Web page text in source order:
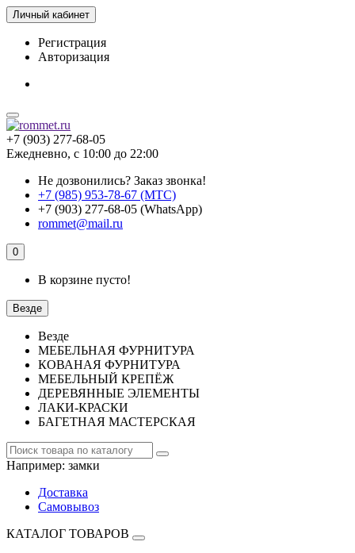
Личный кабинет
Регистрация
Авторизация
+7 (903) 277-68-05
Ежедневно, с 10:00 до 22:00
Не дозвонились? Заказ звонка!
+7 (985) 953-78-67 (МТС)
+7 (903) 277-68-05 (WhatsApp)
rommet@mail.ru
0
В корзине пусто!
Везде
Везде
МЕБЕЛЬНАЯ ФУРНИТУРА
КОВАНАЯ ФУРНИТУРА
МЕБЕЛЬНЫЙ КРЕПЁЖ
ДЕРЕВЯННЫЕ ЭЛЕМЕНТЫ
ЛАКИ-КРАСКИ
БАГЕТНАЯ МАСТЕРСКАЯ
Например: замки
Доставка
Самовывоз
КАТАЛОГ ТОВАРОВ